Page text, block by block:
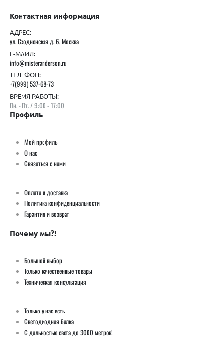
Контактная информация
АДРЕС:
ул. Сходненская д. 6, Москва
Е-МАИЛ:
info@misteranderson.ru
ТЕЛЕФОН:
+7(999) 537-68-73
ВРЕМЯ РАБОТЫ:
Пн. - Пт. / 9:00 - 17:00
Профиль
Мой профиль
О нас
Связаться с нами
Оплата и доставка
Политика конфиденциальности
Гарантия и возврат
Почему мы?!
Большой выбор
Только качественные товары
Техническая консультация
Только у нас есть
Светодиодная балка
С дальностью света до 3000 метров!